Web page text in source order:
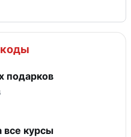
подарков
все курсы